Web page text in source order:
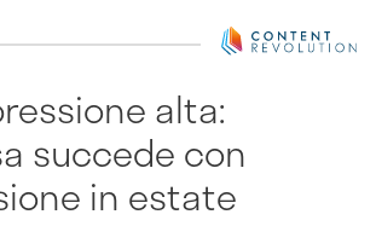
alta:
succede con
in estate